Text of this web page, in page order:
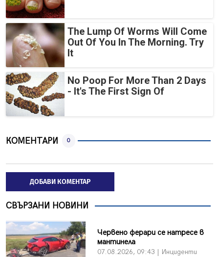
The Lump Of Worms Will Come
Out Of You In The Morning. Try
It
No Poop For More Than 2 Days
- It's The First Sign Of
КОМЕНТАРИ 0
ДОБАВИ КОМЕНТАР
СВЪРЗАНИ НОВИНИ
Червено ферари се натресе в
мантинела
07.08.2026, 09:43 | Инциденти